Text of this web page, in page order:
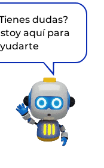
dudas?
aquí para